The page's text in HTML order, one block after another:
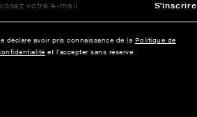
S'inscrire
déclare avoir pris connaissance de la Politique de
et l’accepter sans réserve.